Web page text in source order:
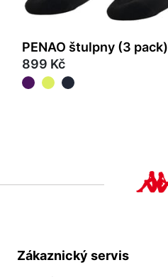
PENAO štulpny (3 pack)
899 Kč
Zákaznický servis